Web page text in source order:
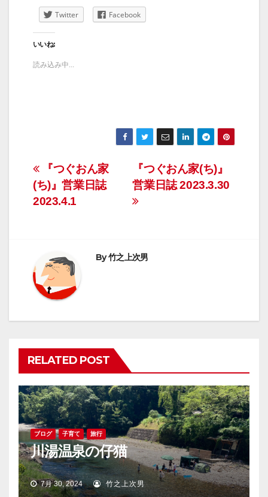
Twitter Facebook
いいね:
読み込み中...
投
稿
ゲ
ー
シ
ョ
ン
『つぐおん家(ち)』
営業日誌 2023.3.30
『つぐおん家
(ち)』営業日誌
2023.4.1
By竹之上次男
RELATED POST
ブログ 子育て 旅行
川湯温泉の仔猫
7月 30, 2024 竹之上次男